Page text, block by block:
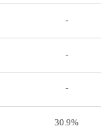
-
-
-
30.9%